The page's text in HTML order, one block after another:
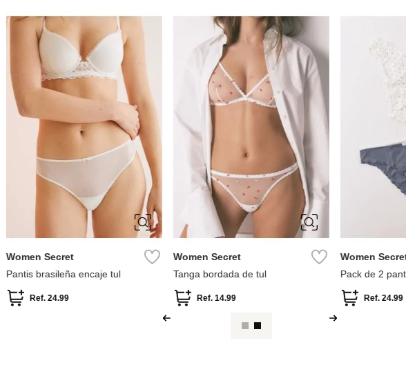
L
M
Women Secret
Pantis brasileña encaje tul
Ref. 24.99
M
S
XS
Women Secret
Tanga bordada de tul
Ref. 14.99
Women
Pack de 2
Ref. 24.99